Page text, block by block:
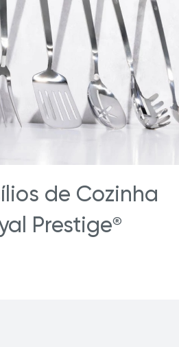
de Cozinha
Prestige®